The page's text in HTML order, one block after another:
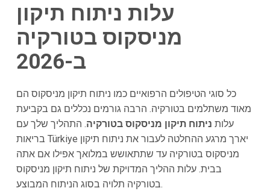
עלות ניתוח תיקון
מניסקוס בטורקיה
ב-2026
כל סוגי הטיפולים הרפואיים כמו ניתוח תיקון מניסקוס הם
מאוד משתלמים בטורקיה. הרבה גורמים נכללים גם בקביעת
עלות ניתוח תיקון מניסקוס בטורקיה. התהליך שלך עם
בריאות Türkiye יארך מרגע ההחלטה לעבור את ניתוח תיקון
מניסקוס בטורקיה עד שתתאושש במלואך אפילו אם אתה
בבית. עלות ההליך המדויקת של ניתוח תיקון מניסקוס
בטורקיה תלויה בסוג הניתוח המבוצע.